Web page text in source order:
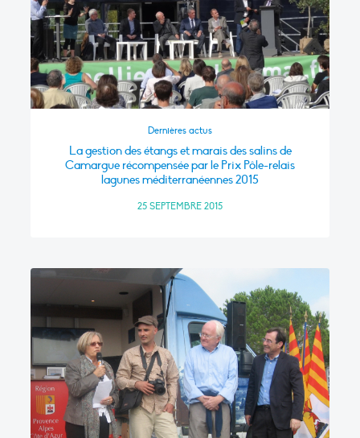
Dernières actus
La gestion des étangs et marais des salins de
Camargue récompensée par le Prix Pôle-relais
lagunes méditerranéennes 2015
25 SEPTEMBRE 2015